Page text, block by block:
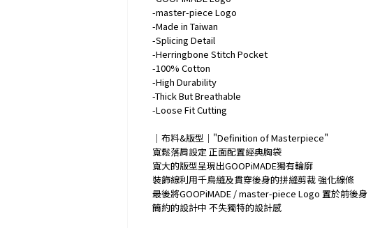
-master-piece Logo
-Made in Taiwan
-Splicing Detail
-Herringbone Stitch Pocket
-100% Cotton
-High Durability
-Thick But Breathable
-Loose Fit Cutting
｜布料&版型｜"Definition of Masterpiece"
寬鬆落肩設定 正面配置經典胸袋
寬大的版型呈現出GOOPiMADE獨有輪廓
裝飾線利用千鳥縫及貫穿後身的拼縫剪裁 強化線條
最後將GOOPiMADE / master-piece Logo 置於前後身
簡約的設計中 不失獨特的設計感